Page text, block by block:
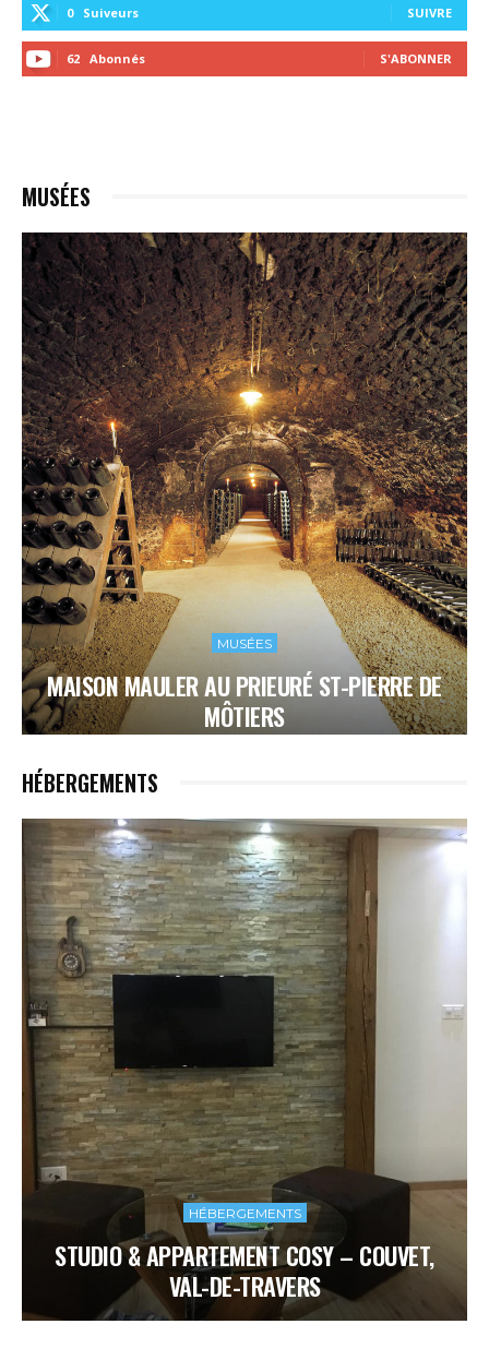
0 Suiveurs SUIVRE
62 Abonnés S'ABONNER
MUSÉES
MUSÉES
MAISON MAULER AU PRIEURÉ ST-PIERRE DE
MÔTIERS
HÉBERGEMENTS
HÉBERGEMENTS
STUDIO & APPARTEMENT COSY – COUVET,
VAL-DE-TRAVERS